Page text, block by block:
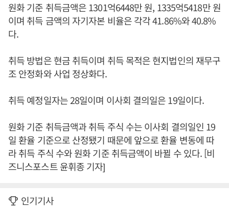
원화 기준 취득금액은 1301억6448만 원, 1335억5418만 원
이며 취득 금액의 자기자본 비율은 각각 41.86%와 40.8%
다.
취득 방법은 현금 취득이며 취득 목적은 현지법인의 재무구
조 안정화와 사업 정상화다.
취득 예정일자는 28일이며 이사회 결의일은 19일이다.
원화 기준 취득금액과 취득 주식 수는 이사회 결의일인 19
일 환율 기준으로 산정됐기 때문에 앞으로 환율 변동에 따
라 취득 주식 수와 원화 기준 취득금액이 바뀔 수 있다. [비
즈니스포스트 윤휘종 기자]
인기기사